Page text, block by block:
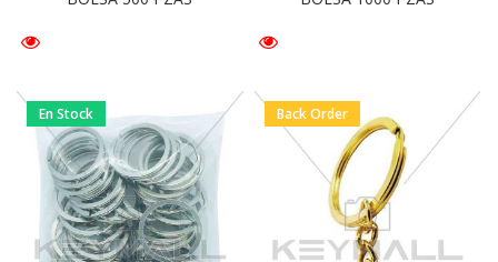
En Stock Back Order